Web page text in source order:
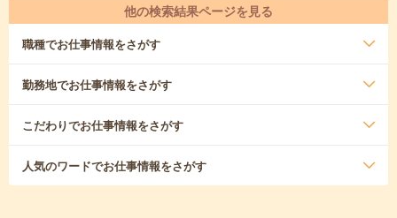
他の検索結果ページを見る
職種でお仕事情報をさがす
勤務地でお仕事情報をさがす
こだわりでお仕事情報をさがす
人気のワードでお仕事情報をさがす